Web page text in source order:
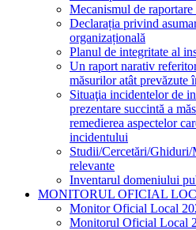
Mecanismul de
Declarația privind
organizațională
Planul de integritate al
Un raport narativ
măsurilor atât prevăzute
Situaţia incidentelor de
prezentare succintă a
remedierea aspectelor
incidentului
Studii/Cercetări/
relevante
Inventarul domeniului
MONITORUL OFICIAL
Monitor Oficial Local
Monitorul Oficial Local